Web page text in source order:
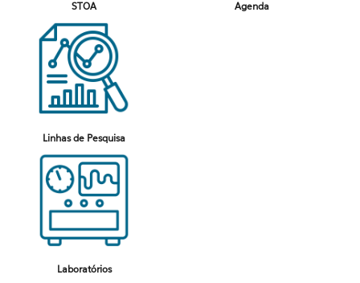
STOA Agenda
Linhas de Pesquisa
Laboratórios